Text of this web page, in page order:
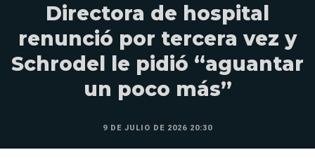
Directora de hospital
renunció por tercera vez y
Schrodel le pidió “aguantar
un poco más”
9 DE JULIO DE 2026 20:30